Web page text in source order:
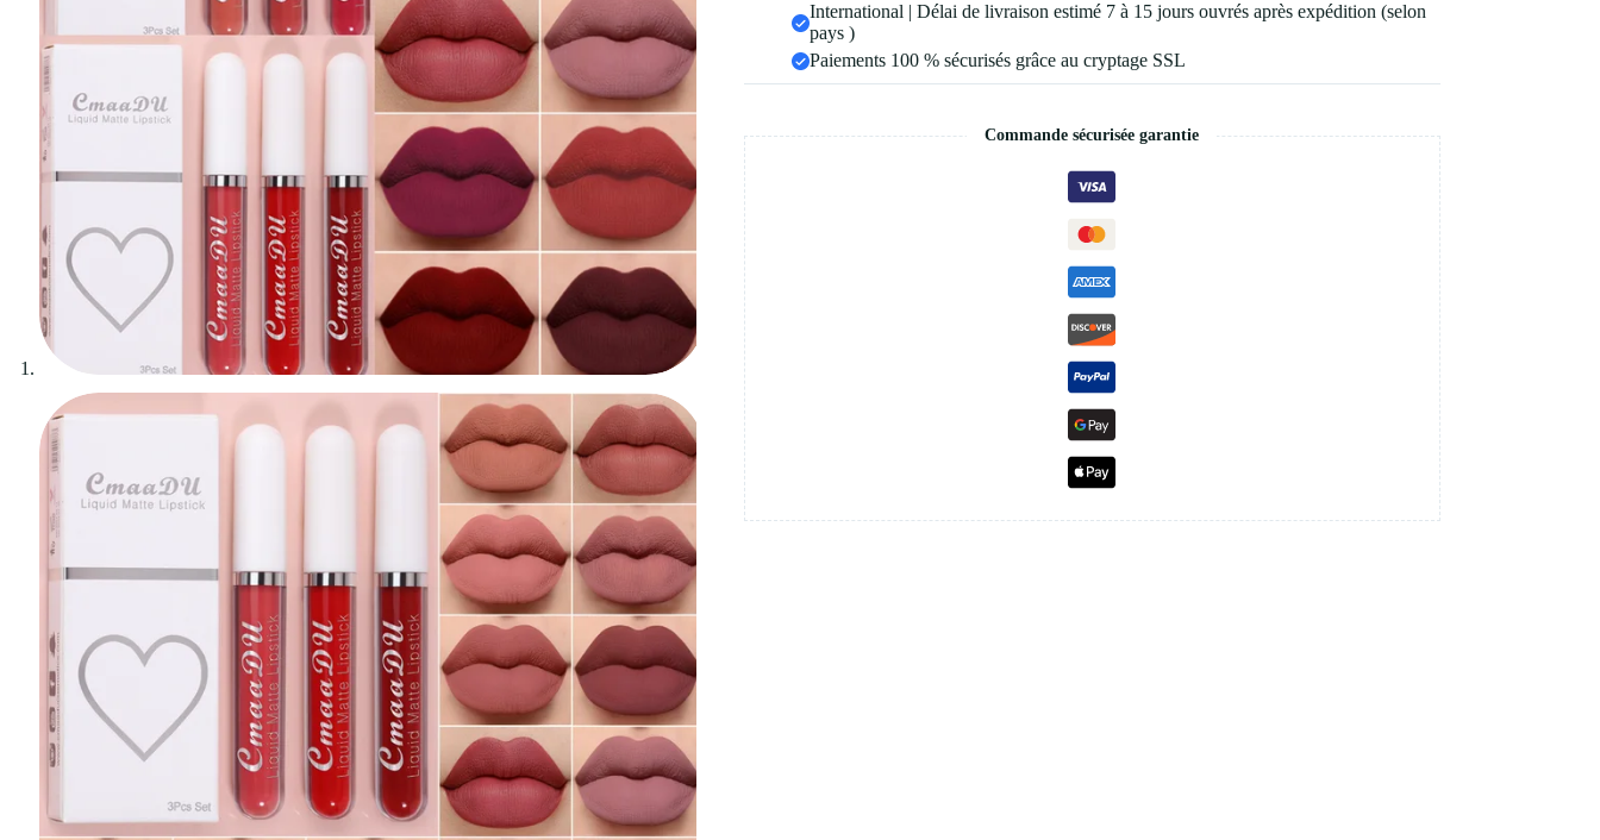
International | Délai de livraison estimé 7 à 15 jours ouvrés après expédition (selon
pays )
Paiements 100 % sécurisés grâce au cryptage SSL
Commande sécurisée garantie